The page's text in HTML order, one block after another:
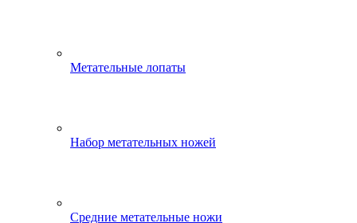
Метательные лопаты
Набор метательных ножей
Средние метательные ножи